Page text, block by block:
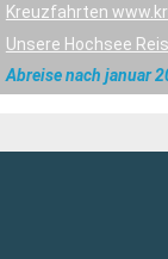
Kreuzfahrten
Unsere Hochsee
Abreise nach januar